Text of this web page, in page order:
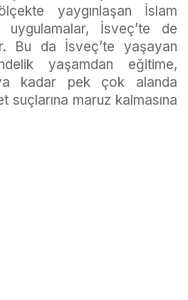
yaygınlaşan İslam
uygulamalar, İsveç’te de
Bu da İsveç’te yaşayan
yaşamdan eğitime,
kadar pek çok alanda
suçlarına maruz kalmasına